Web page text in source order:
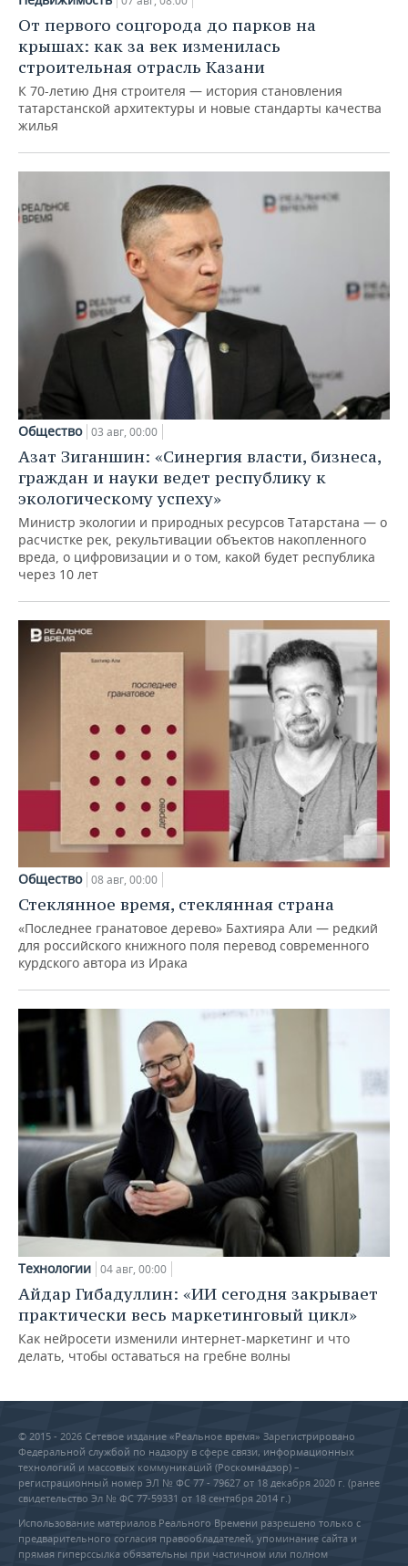
От первого соцгорода до парков на
крышах: как за век изменилась
строительная отрасль Казани
К 70-летию Дня строителя — история становления
татарстанской архитектуры и новые стандарты качества
жилья
Общество 03 авг, 00:00
Азат Зиганшин: «Синергия власти, бизнеса,
граждан и науки ведет республику к
экологическому успеху»
Министр экологии и природных ресурсов Татарстана — о
расчистке рек, рекультивации объектов накопленного
вреда, о цифровизации и о том, какой будет республика
через 10 лет
Общество 08 авг, 00:00
Стеклянное время, стеклянная страна
«Последнее гранатовое дерево» Бахтияра Али — редкий
для российского книжного поля перевод современного
курдского автора из Ирака
Технологии 04 авг, 00:00
Айдар Гибадуллин: «ИИ сегодня закрывает
практически весь маркетинговый цикл»
Как нейросети изменили интернет-маркетинг и что
делать, чтобы оставаться на гребне волны
© 2015 - 2026 Сетевое издание «Реальное время» Зарегистрировано
Федеральной службой по надзору в сфере связи, информационных
технологий и массовых коммуникаций (Роскомнадзор) –
регистрационный номер ЭЛ № ФС 77 - 79627 от 18 декабря 2020 г. (ранее
свидетельство Эл № ФС 77-59331 от 18 сентября 2014 г.)
Использование материалов Реального Времени разрешено только с
предварительного согласия правообладателей, упоминание сайта и
прямая гиперссылка обязательны при частичном или полном